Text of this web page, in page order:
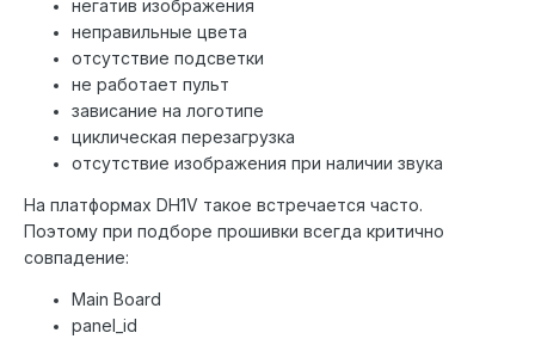
негатив изображения
неправильные цвета
отсутствие подсветки
не работает пульт
зависание на логотипе
циклическая перезагрузка
отсутствие изображения при наличии звука
На платформах DH1V такое встречается часто.
Поэтому при подборе прошивки всегда критично
совпадение:
Main Board
panel_id